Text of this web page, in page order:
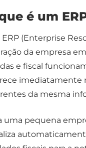
é um
(Enterprise
da empresa
e fiscal
imediatamente
da mesma
uma pequena